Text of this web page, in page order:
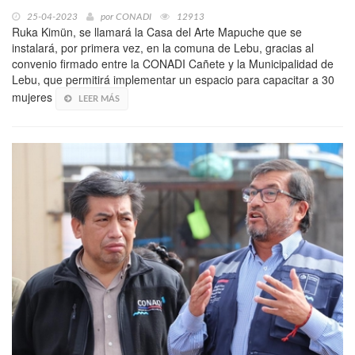
25-04-2023 por CONADI 12913
Ruka Kimün, se llamará la Casa del Arte Mapuche que se
instalará, por primera vez, en la comuna de Lebu, gracias al
convenio firmado entre la CONADI Cañete y la Municipalidad de
Lebu, que permitirá implementar un espacio para capacitar a 30
mujeres
LEER MÁS